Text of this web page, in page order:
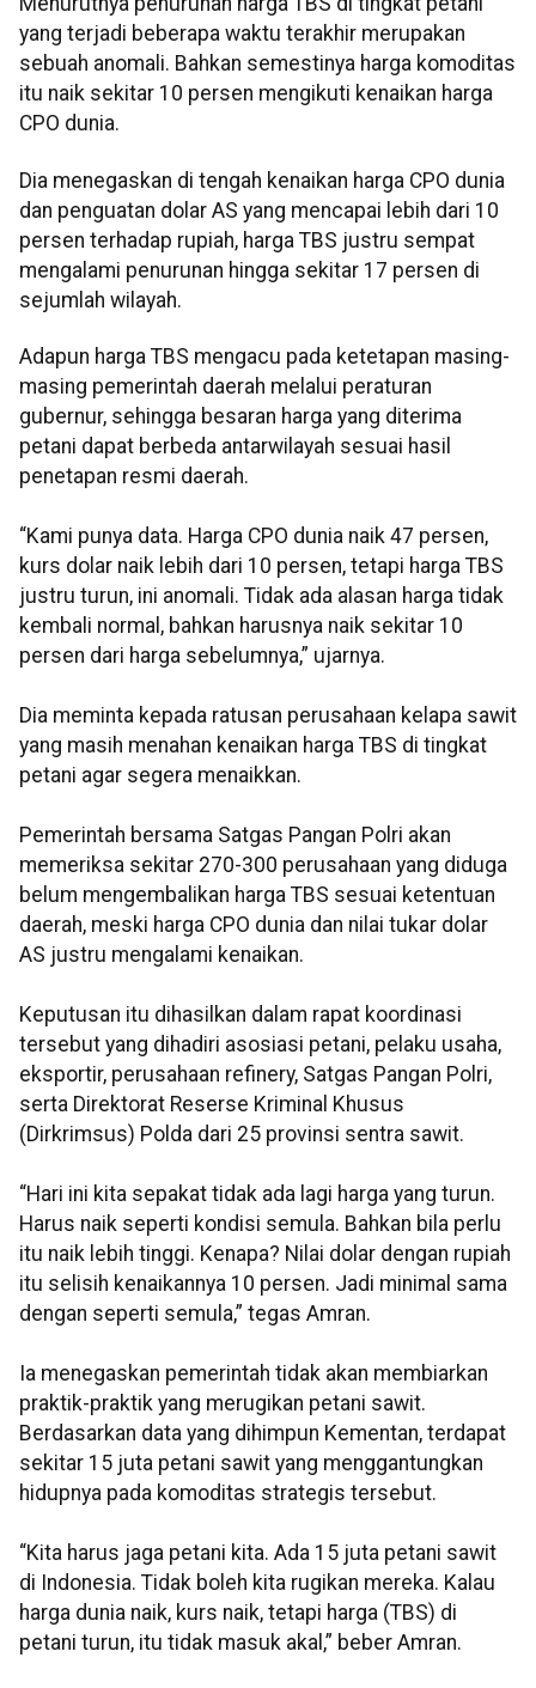
yang terjadi beberapa waktu terakhir merupakan
sebuah anomali. Bahkan semestinya harga komoditas
itu naik sekitar 10 persen mengikuti kenaikan harga
CPO dunia.
Dia menegaskan di tengah kenaikan harga CPO dunia
dan penguatan dolar AS yang mencapai lebih dari 10
persen terhadap rupiah, harga TBS justru sempat
mengalami penurunan hingga sekitar 17 persen di
sejumlah wilayah.
Adapun harga TBS mengacu pada ketetapan masing-
masing pemerintah daerah melalui peraturan
gubernur, sehingga besaran harga yang diterima
petani dapat berbeda antarwilayah sesuai hasil
penetapan resmi daerah.
“Kami punya data. Harga CPO dunia naik 47 persen,
kurs dolar naik lebih dari 10 persen, tetapi harga TBS
justru turun, ini anomali. Tidak ada alasan harga tidak
kembali normal, bahkan harusnya naik sekitar 10
persen dari harga sebelumnya,” ujarnya.
Dia meminta kepada ratusan perusahaan kelapa sawit
yang masih menahan kenaikan harga TBS di tingkat
petani agar segera menaikkan.
Pemerintah bersama Satgas Pangan Polri akan
memeriksa sekitar 270-300 perusahaan yang diduga
belum mengembalikan harga TBS sesuai ketentuan
daerah, meski harga CPO dunia dan nilai tukar dolar
AS justru mengalami kenaikan.
Keputusan itu dihasilkan dalam rapat koordinasi
tersebut yang dihadiri asosiasi petani, pelaku usaha,
eksportir, perusahaan refinery, Satgas Pangan Polri,
serta Direktorat Reserse Kriminal Khusus
(Dirkrimsus) Polda dari 25 provinsi sentra sawit.
“Hari ini kita sepakat tidak ada lagi harga yang turun.
Harus naik seperti kondisi semula. Bahkan bila perlu
itu naik lebih tinggi. Kenapa? Nilai dolar dengan rupiah
itu selisih kenaikannya 10 persen. Jadi minimal sama
dengan seperti semula,” tegas Amran.
Ia menegaskan pemerintah tidak akan membiarkan
praktik-praktik yang merugikan petani sawit.
Berdasarkan data yang dihimpun Kementan, terdapat
sekitar 15 juta petani sawit yang menggantungkan
hidupnya pada komoditas strategis tersebut.
“Kita harus jaga petani kita. Ada 15 juta petani sawit
di Indonesia. Tidak boleh kita rugikan mereka. Kalau
harga dunia naik, kurs naik, tetapi harga (TBS) di
petani turun, itu tidak masuk akal,” beber Amran.